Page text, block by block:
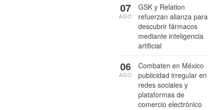
GSK y Relation
refuerzan alianza para
descubrir fármacos
mediante inteligencia
artificial
07
AGO
Combaten en México
publicidad irregular en
redes sociales y
plataformas de
comercio electrónico
06
AGO